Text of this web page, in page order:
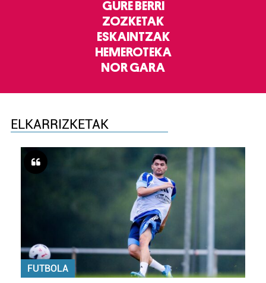
GURE BERRI
ZOZKETAK
ESKAINTZAK
HEMEROTEKA
NOR GARA
ELKARRIZKETAK
FUTBOLA